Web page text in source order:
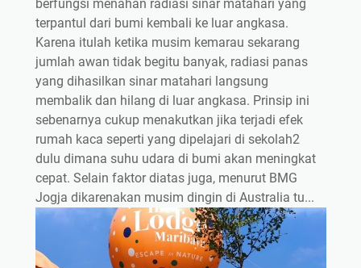
berfungsi menahan radiasi sinar matahari yang
terpantul dari bumi kembali ke luar angkasa.
Karena itulah ketika musim kemarau sekarang
jumlah awan tidak begitu banyak, radiasi panas
yang dihasilkan sinar matahari langsung
membalik dan hilang di luar angkasa. Prinsip ini
sebenarnya cukup menakutkan jika terjadi efek
rumah kaca seperti yang dipelajari di sekolah2
dulu dimana suhu udara di bumi akan meningkat
cepat. Selain faktor diatas juga, menurut BMG
Jogja dikarenakan musim dingin di Australia tu...